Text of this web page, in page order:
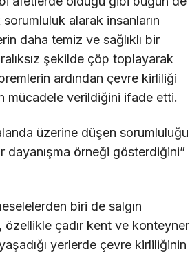
alarak insanların
daha temiz ve sağlıklı bir
şekilde çöp toplayarak
ardından çevre kirliliği
mücadele verildiğini ifade etti.
üzerine düşen sorumluluğu
örneği gösterdiğini”
biri de salgın
özellikle çadır kent ve konteyner
yerlerde çevre kirliliğinin